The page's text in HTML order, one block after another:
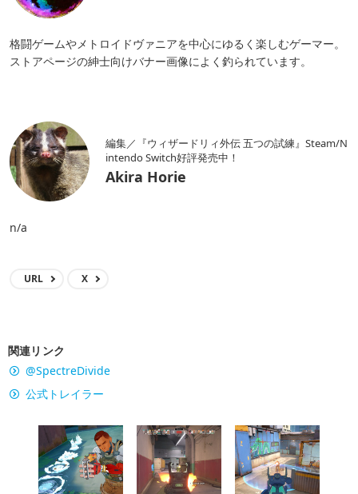
格闘ゲームやメトロイドヴァニアを中心にゆるく楽しむゲーマー。
ストアページの紳士向けバナー画像によく釣られています。
編集／『ウィザードリィ外伝 五つの試練』Steam/N
intendo Switch好評発売中！
Akira Horie
n/a
URL X
関連リンク
@SpectreDivide
公式トレイラー